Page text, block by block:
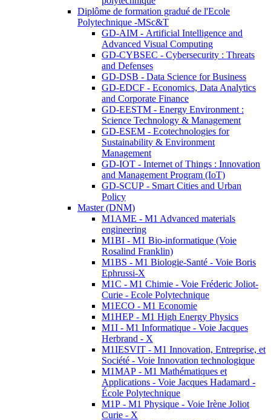
Diplôme de formation gradué de l'Ecole
Polytechnique -MSc&T
GD-AIM - Artificial Intelligence and
Advanced Visual Computing
GD-CYBSEC - Cybersecurity : Threats
and Defenses
GD-DSB - Data Science for Business
GD-EDCF - Economics, Data Analytics
and Corporate Finance
GD-EESTM - Energy Environment :
Science Technology & Management
GD-ESEM - Ecotechnologies for
Sustainability & Environment
Management
GD-IOT - Internet of Things : Innovation
and Management Program (IoT)
GD-SCUP - Smart Cities and Urban
Policy
Master (DNM)
M1AME - M1 Advanced materials
engineering
M1BI - M1 Bio-informatique (Voie
Rosalind Franklin)
M1BS - M1 Biologie-Santé - Voie Boris
Ephrussi-X
M1C - M1 Chimie - Voie Fréderic Joliot-
Curie - Ecole Polytechnique
M1ECO - M1 Economie
M1HEP - M1 High Energy Physics
M1I - M1 Informatique - Voie Jacques
Herbrand - X
M1IESVIT - M1 Innovation, Entreprise, et
Société - Voie Innovation technologique
M1MAP - M1 Mathématiques et
Applications - Voie Jacques Hadamard -
École Polytechnique
M1P - M1 Physique - Voie Irène Joliot
Curie - X